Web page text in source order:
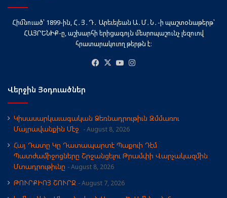
Հիմնուած՝ 1899-ին, Հ․Յ․Դ․ Արեւելեան Ա․Մ․Ն․-ի պաշտօնաթերթ՝
ՀԱՅՐԵՆԻՔ-ը, աշխարհի երիցագոյն մեսրոպաշունչ լեզուով
հրատարակուող թերթն է։
Facebook
X YouTube
Վերջին Յօդուածներ
Կիսասարկաւագական Ձեռնադրութիւն Զմմառու
Մայրավանքին Մէջ
August 8, 2026
Հայ Դատը Կը Դատապարտէ Պաքուի Դէմ
Պատժամիջոցները Շրջանցելու Թրամփի Վարչակազմին
Մտադրութիւնը
August 8, 2026
ԹՈՒՐՔԻՈՅ ՇՈՒՐՋ August 7, 2026